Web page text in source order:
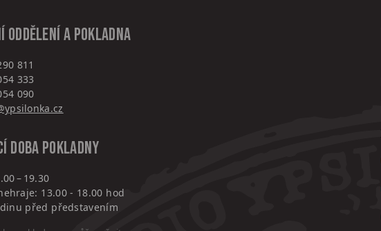
oddělení a pokladna
811
333
090
doba pokladny
– 19.30
13.00 - 18.00 hod
před představením